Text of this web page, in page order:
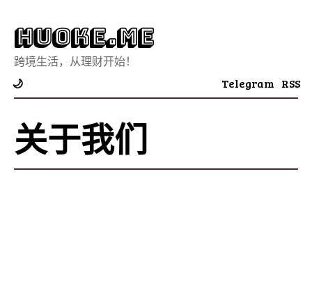
Huoke.Me
跨境生活，从理财开始！
🌙 Telegram RSS
关于我们